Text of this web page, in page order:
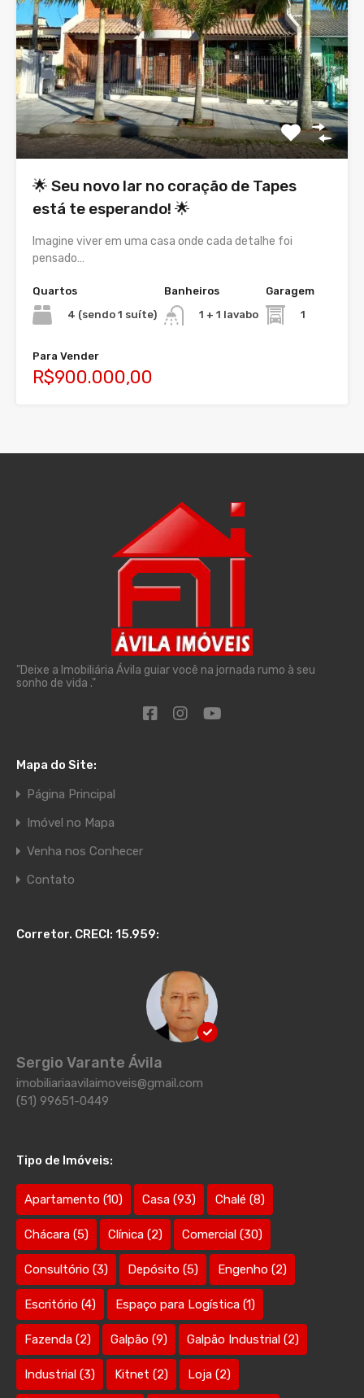
🌟 Seu novo lar no coração de Tapes
está te esperando! 🌟
Imagine viver em uma casa onde cada detalhe foi
pensado…
Quartos
4 (sendo 1 suíte)
Banheiros
1 + 1 lavabo
Garagem
1
Para Vender
R$900.000,00
"Deixe a Imobiliária Ávila guiar você na jornada rumo à seu
sonho de vida ."
Mapa do Site:
Página Principal
Imóvel no Mapa
Venha nos Conhecer
Contato
Corretor. CRECI: 15.959:
Sergio Varante Ávila
imobiliariaavilaimoveis@gmail.com
(51) 99651-0449
Tipo de Imóveis:
Apartamento (10) Casa (93) Chalé (8)
Chácara (5) Clínica (2) Comercial (30)
Consultório (3) Depósito (5) Engenho (2)
Escritório (4) Espaço para Logística (1)
Fazenda (2) Galpão (9) Galpão Industrial (2)
Industrial (3) Kitnet (2) Loja (2)